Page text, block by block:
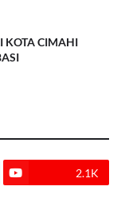
KOTA CIMAHI
2.1K